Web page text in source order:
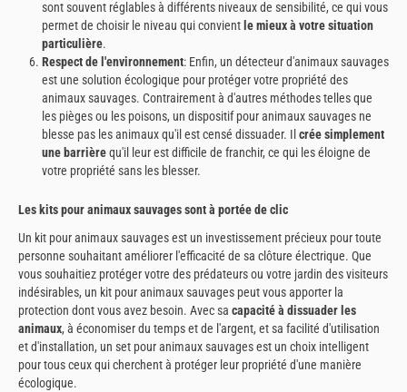
sont souvent réglables à différents niveaux de sensibilité, ce qui vous
permet de choisir le niveau qui convientle mieux à votre situation
particulière.
Respect de l'environnement: Enfin, un détecteur d'animaux sauvages
est une solution écologique pour protéger votre propriété des
animaux sauvages. Contrairement à d'autres méthodes telles que
les pièges ou les poisons, un dispositif pour animaux sauvages ne
blesse pas les animaux qu'il est censé dissuader. Il crée simplement
une barrièrequ'il leur est difficile de franchir, ce qui les éloigne de
votre propriété sans les blesser.
Les kits pour animaux sauvages sont à portée de clic
Un kit pour animaux sauvages est un investissement précieux pour toute
personne souhaitant améliorer l'efficacité de sa clôture électrique. Que
vous souhaitiez protéger votre des prédateurs ou votre jardin des visiteurs
indésirables, un kit pour animaux sauvages peut vous apporter la
protection dont vous avez besoin. Avec sa capacité à dissuader les
animaux, à économiser du temps et de l'argent, et sa facilité d'utilisation
et d'installation, un set pour animaux sauvages est un choix intelligent
pour tous ceux qui cherchent à protéger leur propriété d'une manière
écologique.